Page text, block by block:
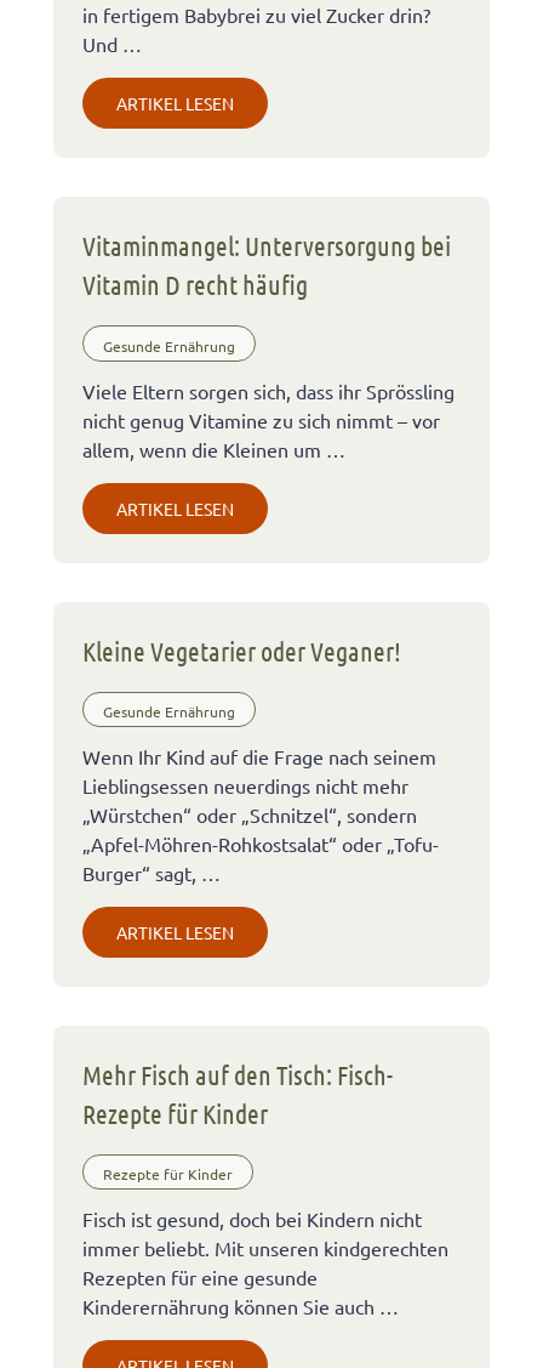
in fertigem Babybrei zu viel Zucker drin?
Und …
ARTIKEL LESEN
Vitaminmangel: Unterversorgung bei
Vitamin D recht häufig
Gesunde Ernährung
Viele Eltern sorgen sich, dass ihr Sprössling
nicht genug Vitamine zu sich nimmt – vor
allem, wenn die Kleinen um …
ARTIKEL LESEN
Kleine Vegetarier oder Veganer!
Gesunde Ernährung
Wenn Ihr Kind auf die Frage nach seinem
Lieblingsessen neuerdings nicht mehr
„Würstchen“ oder „Schnitzel“, sondern
„Apfel-Möhren-Rohkostsalat“ oder „Tofu-
Burger“ sagt, …
ARTIKEL LESEN
Mehr Fisch auf den Tisch: Fisch-
Rezepte für Kinder
Rezepte für Kinder
Fisch ist gesund, doch bei Kindern nicht
immer beliebt. Mit unseren kindgerechten
Rezepten für eine gesunde
Kinderernährung können Sie auch …